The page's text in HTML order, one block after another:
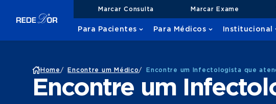
Marcar Consulta Marcar Exame
Para Pacientes Para Médicos Institucional
Home / Encontre um Médico/ Encontre um Infectologista que
Encontre um